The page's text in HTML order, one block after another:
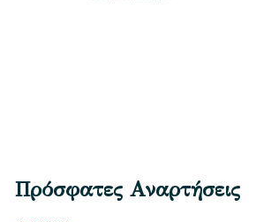
Πρόσφατες Αναρτήσεις